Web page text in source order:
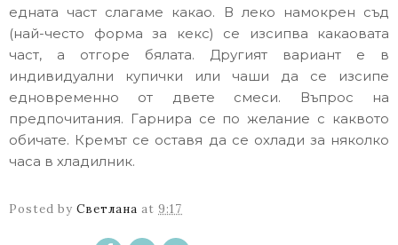
едната част слагаме какао. В леко намокрен съд
(най-често форма за кекс) се изсипва какаовата
част, а отгоре бялата. Другият вариант е в
индивидуални купички или чаши да се изсипе
едновременно от двете смеси. Въпрос на
предпочитания. Гарнира се по желание с каквото
обичате. Кремът се оставя да се охлади за няколко
часа в хладилник.
Posted by Светлана at 9:17